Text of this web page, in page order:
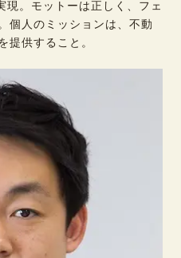
。モットーは正しく、フェ
個人のミッションは、不動
提供すること。